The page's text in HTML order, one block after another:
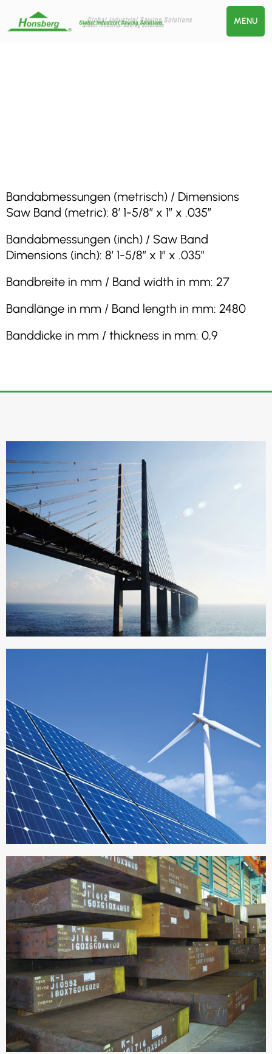
MENU
Bandabmessungen (metrisch) / Dimensions
Saw Band (metric): 8′ 1-5/8″ x 1″ x .035″
Bandabmessungen (inch) / Saw Band
Dimensions (inch): 8′ 1-5/8″ x 1″ x .035″
Bandbreite in mm / Band width in mm: 27
Bandlänge in mm / Band length in mm: 2480
Banddicke in mm / thickness in mm: 0,9